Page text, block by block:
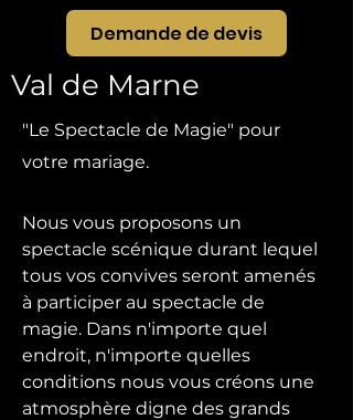
Demande de devis
Val de Marne
"Le Spectacle de Magie" pour
votre mariage.
Nous vous proposons un
spectacle scénique durant lequel
tous vos convives seront amenés
à participer au spectacle de
magie. Dans n'importe quel
endroit, n'importe quelles
conditions nous vous créons une
atmosphère digne des grands